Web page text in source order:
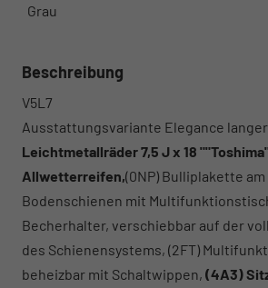
Grau
Beschreibung
V5L7
Ausstattungsvariante Elegance
Leichtmetallräder 7,5 J x 18
Allwetterreifen,(0NP) Bulliplakette am
Bodenschienen mit
Becherhalter, verschiebbar auf der
des Schienensystems, (2FT)
beheizbar mit Schaltwippen, (4A3)